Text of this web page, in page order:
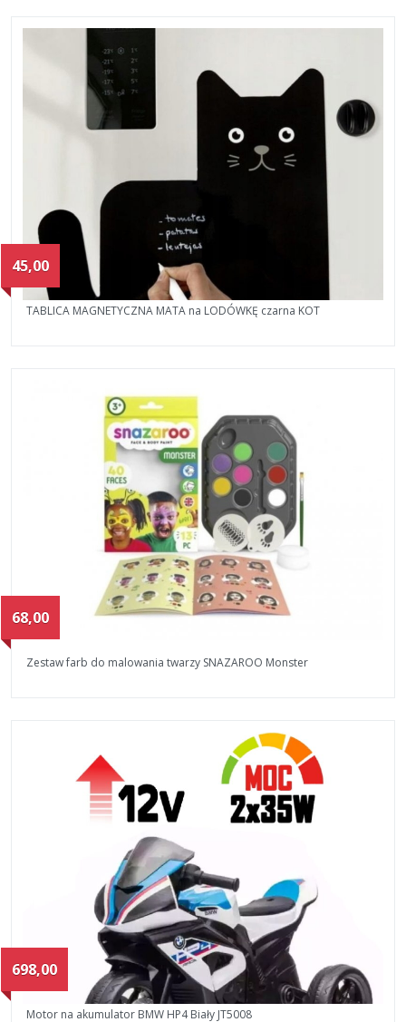
45,00
TABLICA MAGNETYCZNA MATA na LODÓWKĘ czarna KOT
68,00
Zestaw farb do malowania twarzy SNAZAROO Monster
698,00
Motor na akumulator BMW HP4 Biały JT5008